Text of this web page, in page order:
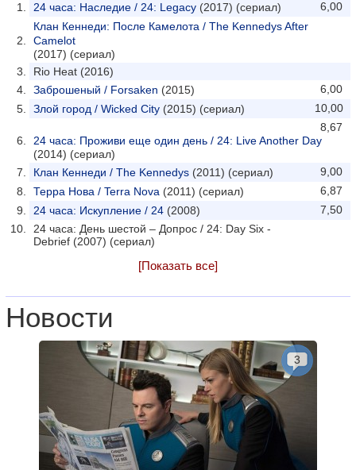
6,00
24 часа: Наследие / 24: Legacy (2017) (сериал)
Клан Кеннеди: После Камелота / The Kennedys After
Camelot
(2017) (сериал)
Rio Heat (2016)
6,00
Заброшеный / Forsaken (2015)
10,00
Злой город / Wicked City (2015) (сериал)
8,67
24 часа: Проживи еще один день / 24: Live Another Day
(2014) (сериал)
9,00
Клан Кеннеди / The Kennedys (2011) (сериал)
6,87
Терра Нова / Terra Nova (2011) (сериал)
7,50
24 часа: Искупление / 24 (2008)
24 часа: День шестой – Допрос / 24: Day Six -
Debrief (2007) (сериал)
[Показать все]
Новости
3